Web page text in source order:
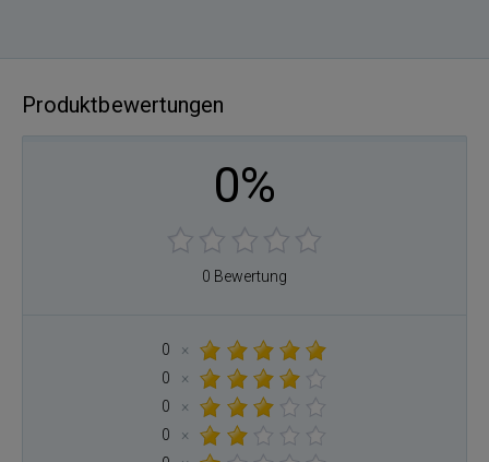
Produktbewertungen
0%
0 Bewertung
0
×
0
×
0
×
0
×